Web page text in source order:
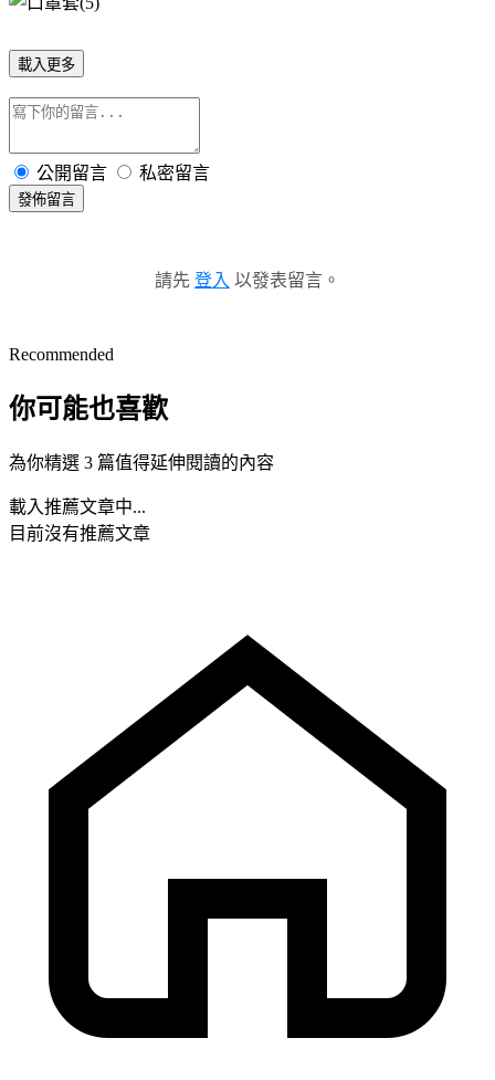
載入更多
公開留言 私密留言
發佈留言
請先 登入 以發表留言。
Recommended
你可能也喜歡
為你精選 3 篇值得延伸閱讀的內容
載入推薦文章中...
目前沒有推薦文章